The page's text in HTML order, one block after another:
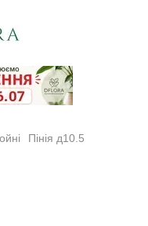
Пінія д10.5